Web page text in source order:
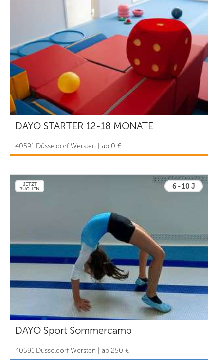
DAYO STARTER 12-18 MONATE
40591 Düsseldorf Wersten | ab 0 €
JETZT
BUCHEN
6 - 10 J
DAYO Sport Sommercamp
40591 Düsseldorf Wersten | ab 250 €